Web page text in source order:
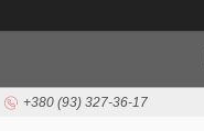
+380 (93) 327-36-17